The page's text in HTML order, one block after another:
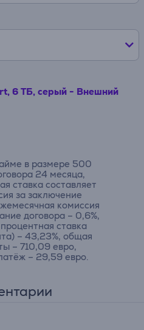
6 ТБ, серый - Внешний
в размере 500
24 месяца,
ставка составляет
за заключение
комиссия
договора – 0,6%,
ставка
– 43,23%, общая
– 710,09 евро,
– 29,59 евро.